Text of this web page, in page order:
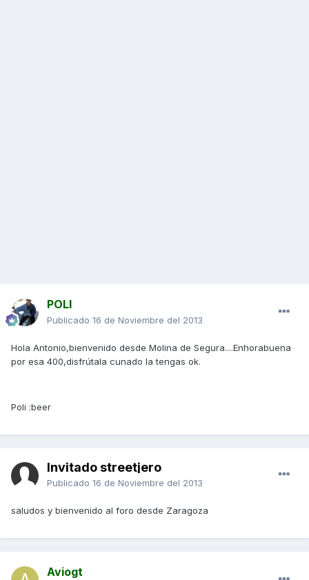
POLI
Publicado 16 de Noviembre del 2013
Hola Antonio,bienvenido desde Molina de Segura....Enhorabuena
por esa 400,disfrútala cunado la tengas ok.
Poli :beer
Invitado streetjero
Publicado 16 de Noviembre del 2013
saludos y bienvenido al foro desde Zaragoza
Aviogt